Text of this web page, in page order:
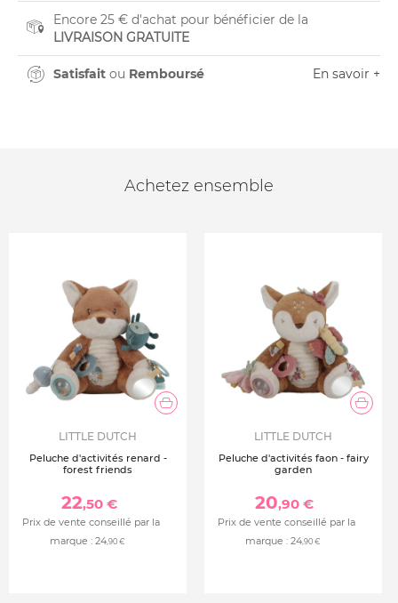
Encore 25 € d'achat pour bénéficier de la
LIVRAISON GRATUITE
Satisfait ou Remboursé En savoir +
Achetez ensemble
LITTLE DUTCH
Peluche d'activités renard -
forest friends
22,50 €
Prix de vente conseillé par la
marque : 24,90 €
LITTLE DUTCH
Peluche d'activités faon - fairy
garden
20,90 €
Prix de vente conseillé par la
marque : 24,90 €